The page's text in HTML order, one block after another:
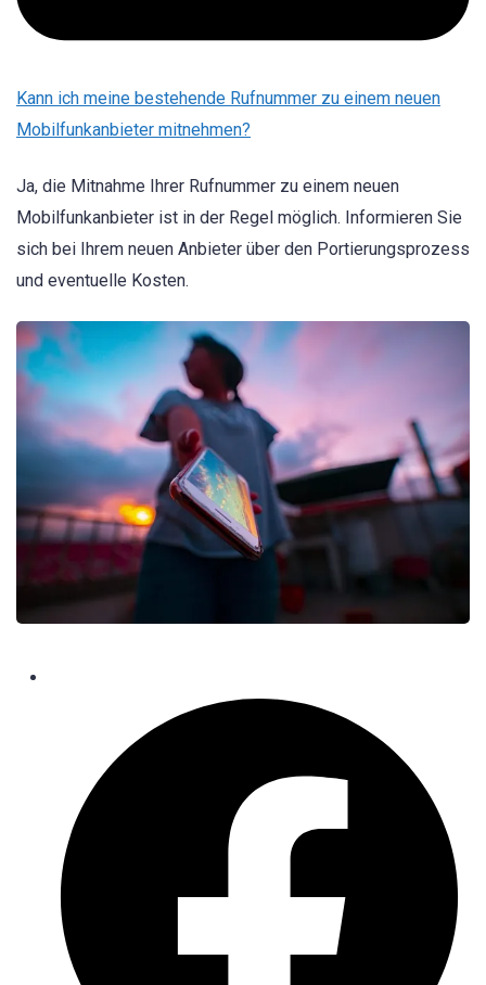
Kann ich meine bestehende Rufnummer zu einem neuen
Mobilfunkanbieter mitnehmen?
Ja, die Mitnahme Ihrer Rufnummer zu einem neuen
Mobilfunkanbieter ist in der Regel möglich. Informieren Sie
sich bei Ihrem neuen Anbieter über den Portierungsprozess
und eventuelle Kosten.